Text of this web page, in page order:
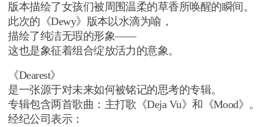
版本描绘了女孩们被周围温柔的草香所唤醒的瞬间。
此次的《Dewy》版本以水滴为喻，
描绘了纯洁无瑕的形象——
这也是象征着组合绽放活力的意象。
《Dearest》
是一张源于对未来如何被铭记的思考的专辑。
专辑包含两首歌曲：主打歌《Deja Vu》和《Mood》。
经纪公司表示：